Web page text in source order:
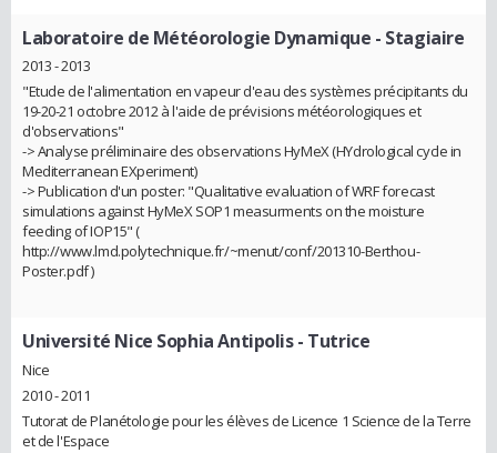
Laboratoire de Météorologie Dynamique - Stagiaire
2013 - 2013
"Etude de l'alimentation en vapeur d'eau des systèmes précipitants du
19-20-21 octobre 2012 à l'aide de prévisions météorologiques et
d'observations"
-> Analyse préliminaire des observations HyMeX (HYdrological cycle in
Mediterranean EXperiment)
-> Publication d'un poster: "Qualitative evaluation of WRF forecast
simulations against HyMeX SOP1 measurments on the moisture
feeding of IOP15" (
http://www.lmd.polytechnique.fr/~menut/conf/201310-Berthou-
Poster.pdf )
Université Nice Sophia Antipolis- Tutrice
Nice
2010 - 2011
Tutorat de Planétologie pour les élèves de Licence 1 Science de la Terre
et de l'Espace